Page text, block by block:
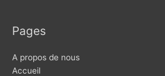
Pages
A propos de nous
Accueil